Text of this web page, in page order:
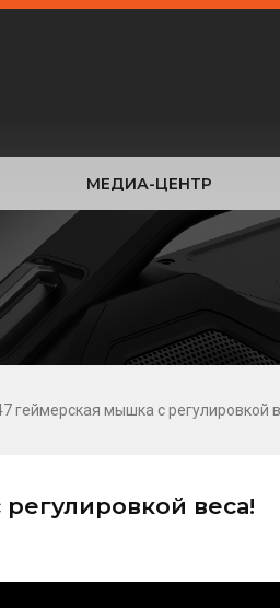
МЕДИА-ЦЕНТР
геймерская мышка с регулировкой
веса!